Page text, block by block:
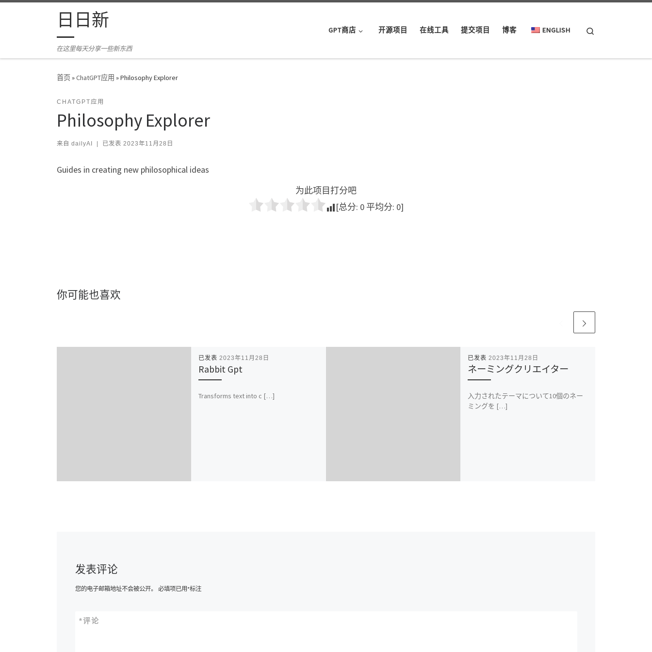
Skip to content日日新
在这里每天分享一些新东西
GPT商店 开源项目 在线工具 提交项目 博客 ENGLISH
首页»ChatGPT应用 »Philosophy Explorer
CHATGPT应用
Philosophy Explorer
来自 dailyAI 已发表 2023年11月28日
Guides in creating new philosophical ideas
为此项目打分吧
[总分: 0 平均分: 0]
你可能也喜欢
已发表 2023年11月28日
Rabbit Gpt
Transforms text into c […]
已发表 2023年11月28日
ネーミングクリエイター
入力されたテーマについて10個のネー
ミングを […]
发表评论
您的电子邮箱地址不会被公开。 必填项已用*标注
评论
*